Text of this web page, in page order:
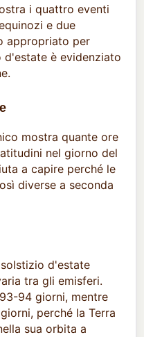
i quattro eventi
e due
appropriato per
è evidenziato
mostra quante ore
nel giorno del
a capire perché le
diverse a seconda
d'estate
tra gli emisferi.
94 giorni, mentre
perché la Terra
sua orbita a